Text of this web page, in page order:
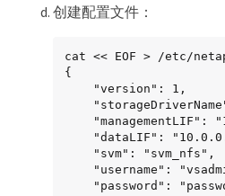
创建配置文件：
cat << EOF > /etc/
{